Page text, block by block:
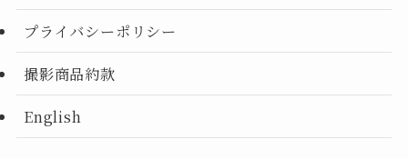
プライバシーポリシー
撮影商品約款
English